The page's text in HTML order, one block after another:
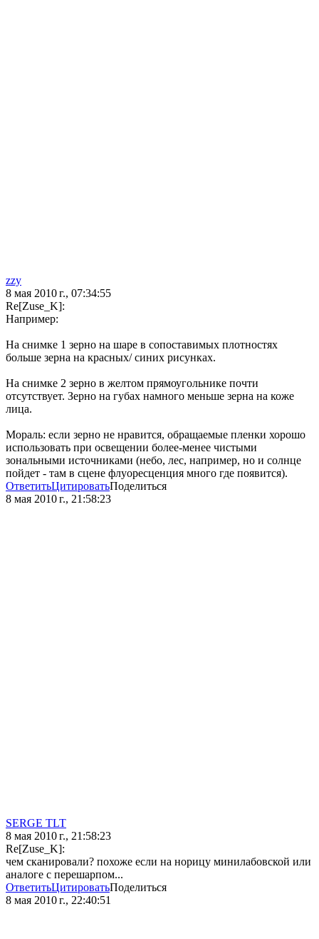
zzy
8 мая 2010 г., 07:34:55
Re[Zuse_K]:
Например:
На снимке 1 зерно на шаре в сопоставимых плотностях
больше зерна на красных/ синих рисунках.
На снимке 2 зерно в желтом прямоугольнике почти
отсутствует. Зерно на губах намного меньше зерна на коже
лица.
Мораль: если зерно не нравится, обращаемые пленки хорошо
использовать при освещении более-менее чистыми
зональными источниками (небо, лес, например, но и солнце
пойдет - там в сцене флуоресценция много где появится).
ОтветитьЦитироватьПоделиться
8 мая 2010 г., 21:58:23
SERGE TLT
8 мая 2010 г., 21:58:23
Re[Zuse_K]:
чем сканировали? похоже если на норицу минилабовской или
аналоге с перешарпом...
ОтветитьЦитироватьПоделиться
8 мая 2010 г., 22:40:51